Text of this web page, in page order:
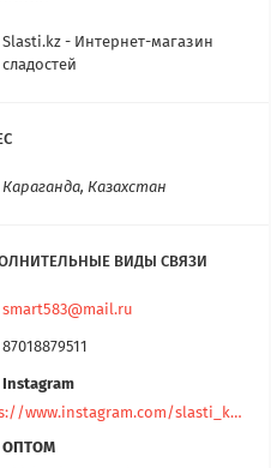
Slasti.kz - Интернет-магазин
сладостей
Караганда, Казахстан
smart583@mail.ru
87018879511
Instagram
https://www.instagram.com/slasti_kz/
ОПТОМ